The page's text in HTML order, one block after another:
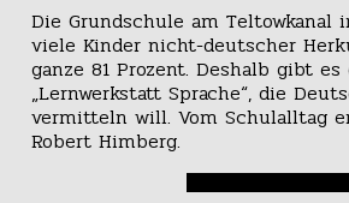
Die Grundschule am Teltowkanal
viele Kinder nicht-deutscher
ganze 81 Prozent. Deshalb gibt
„Lernwerkstatt Sprache“, die
vermitteln will. Vom Schulalltag
Robert Himberg.